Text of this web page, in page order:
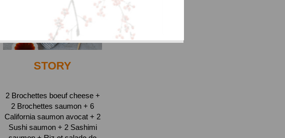
STORY
2 Brochettes boeuf cheese +
2 Brochettes saumon + 6
California saumon avocat + 2
Sushi saumon + 2 Sashimi